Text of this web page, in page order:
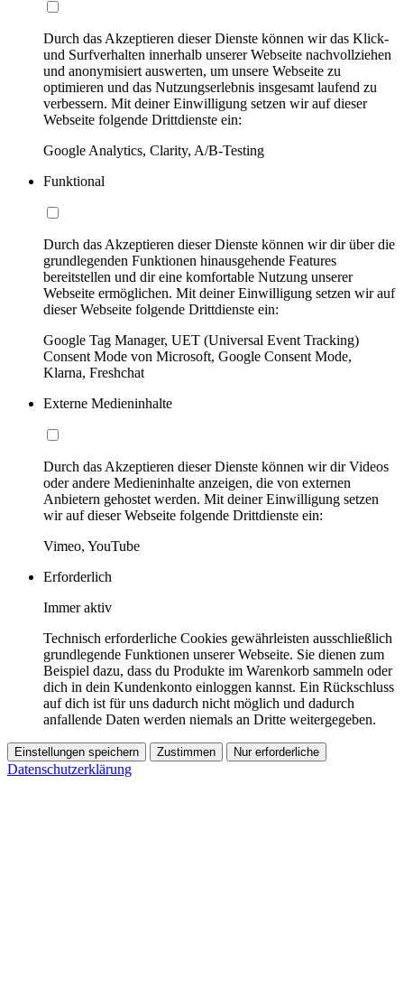
Durch das Akzeptieren dieser Dienste können wir das Klick-
und Surfverhalten innerhalb unserer Webseite nachvollziehen
und anonymisiert auswerten, um unsere Webseite zu
optimieren und das Nutzungserlebnis insgesamt laufend zu
verbessern. Mit deiner Einwilligung setzen wir auf dieser
Webseite folgende Drittdienste ein:
Google Analytics, Clarity, A/B-Testing
Funktional
Durch das Akzeptieren dieser Dienste können wir dir über die
grundlegenden Funktionen hinausgehende Features
bereitstellen und dir eine komfortable Nutzung unserer
Webseite ermöglichen. Mit deiner Einwilligung setzen wir auf
dieser Webseite folgende Drittdienste ein:
Google Tag Manager, UET (Universal Event Tracking)
Consent Mode von Microsoft, Google Consent Mode,
Klarna, Freshchat
Externe Medieninhalte
Durch das Akzeptieren dieser Dienste können wir dir Videos
oder andere Medieninhalte anzeigen, die von externen
Anbietern gehostet werden. Mit deiner Einwilligung setzen
wir auf dieser Webseite folgende Drittdienste ein:
Vimeo, YouTube
Erforderlich
Immer aktiv
Technisch erforderliche Cookies gewährleisten ausschließlich
grundlegende Funktionen unserer Webseite. Sie dienen zum
Beispiel dazu, dass du Produkte im Warenkorb sammeln oder
dich in dein Kundenkonto einloggen kannst. Ein Rückschluss
auf dich ist für uns dadurch nicht möglich und dadurch
anfallende Daten werden niemals an Dritte weitergegeben.
Einstellungen speichern Zustimmen Nur erforderliche
Datenschutzerklärung